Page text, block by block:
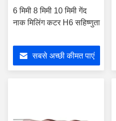
6 मिमी 8 मिमी 10 मिमी गेंद
नाक मिलिंग कटर H6 सहिष्णुता
सबसे अच्छी कीमत पाएं